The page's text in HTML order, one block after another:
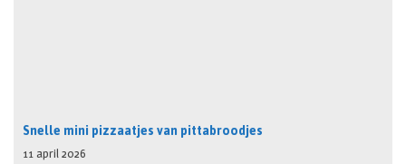
Snelle mini pizzaatjes van pittabroodjes
11 april 2026